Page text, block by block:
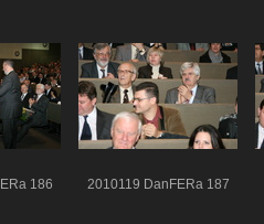
186 2010119 DanFERa 187